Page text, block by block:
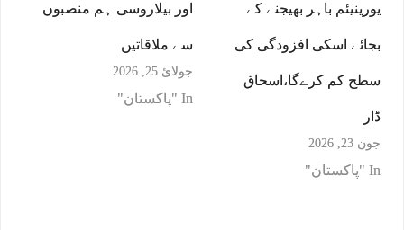
اور بیلاروسی ہم منصبوں
سے ملاقاتیں
جولائ 25, 2026
In "پاکستان"
یورینیئم باہر بھیجنے کے
بجائے اسکی افزودگی کی
سطح کم کرےگا،اسحاق
ڈار
جون 23, 2026
In "پاکستان"